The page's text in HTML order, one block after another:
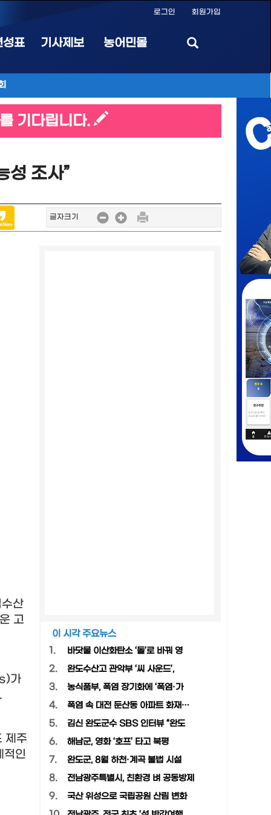
로그인 회원가입
성표 기사제보 농어민몰
기다립니다.
성 조사”
글자크기
산
고
가
.
제주
적인
이 시각 주요뉴스
1.
바닷물 이산화탄소 ‘돌’로 바꿔 영
2. 완도수산고 관악부 ‘씨 사운드’,
3. 농식품부, 폭염 장기화에 ‘폭염·가
4. 폭염 속 대전 둔산동 아파트 화재…
5. 김신 완도군수 SBS 인터뷰 “완도
6. 해남군, 영화 ‘호프’ 타고 북평
7. 완도군, 8월 하천·계곡 불법 시설
8. 전남광주특별시, 친환경 벼 공동방제
9. 국산 위성으로 국립공원 산림 변화